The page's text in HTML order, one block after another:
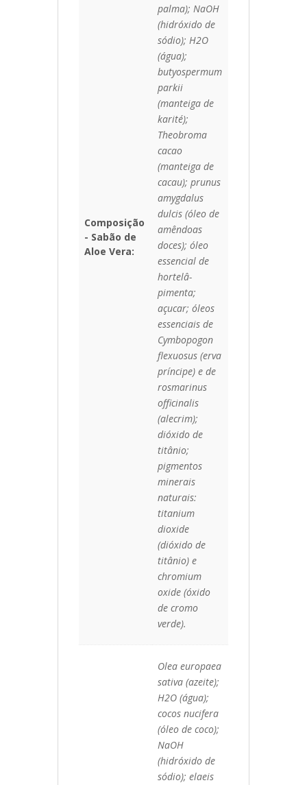
Composição
- Sabão de
Aloe Vera:
palma); NaOH
(hidróxido de
sódio); H2O
(água);
butyospermum
parkii
(manteiga de
karité);
Theobroma
cacao
(manteiga de
cacau); prunus
amygdalus
dulcis (óleo de
amêndoas
doces); óleo
essencial de
hortelâ-
pimenta;
açucar; óleos
essenciais de
Cymbopogon
flexuosus (erva
príncipe) e de
rosmarinus
officinalis
(alecrim);
dióxido de
titânio;
pigmentos
minerais
naturais:
titanium
dioxide
(dióxido de
titânio) e
chromium
oxide (óxido
de cromo
verde).
Olea europaea
sativa (azeite);
H2O (água);
cocos nucifera
(óleo de coco);
NaOH
(hidróxido de
sódio); elaeis